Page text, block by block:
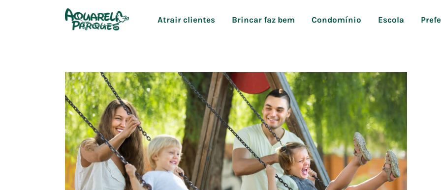
Atrair clientes Brincar faz bem Condomínio Escola